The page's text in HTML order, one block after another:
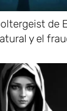
de
y el